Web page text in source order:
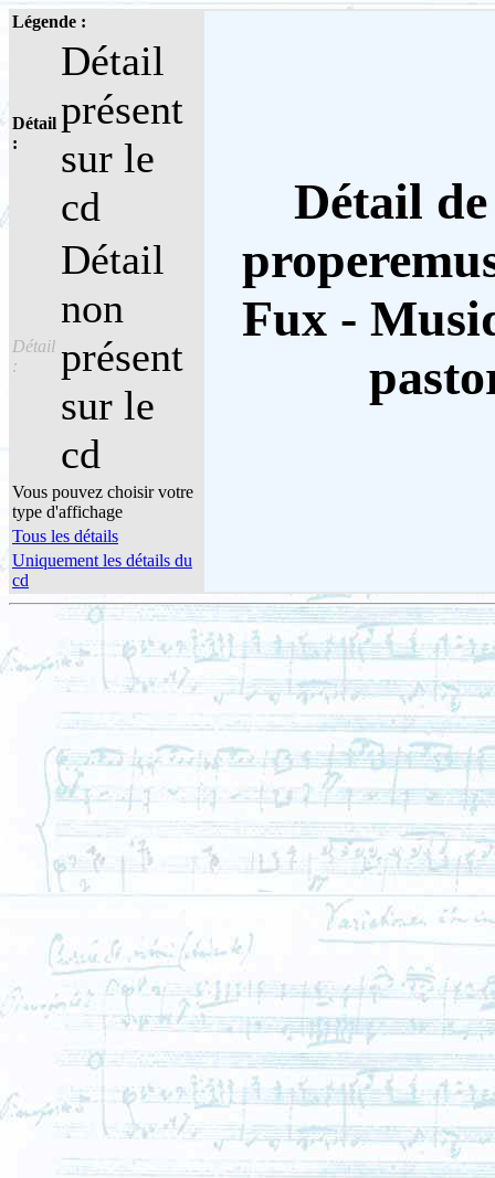
Légende :
Détail
Fux -
Détail
:
Détail
présent
sur le
cd
Détail
:
Détail
non
présent
sur le
cd
Vous pouvez choisir votre
type d'affichage
Tous les détails
Uniquement les détails du
cd